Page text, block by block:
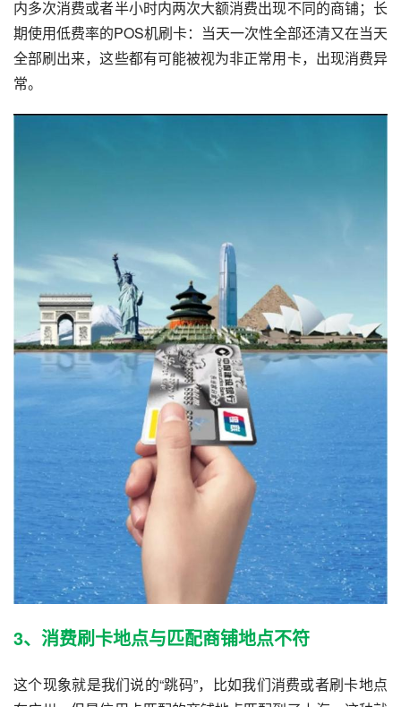
内多次消费或者半小时内两次大额消费出现不同的商铺；长
期使用低费率的POS机刷卡：当天一次性全部还清又在当天
全部刷出来，这些都有可能被视为非正常用卡，出现消费异
常。
3、消费刷卡地点与匹配商铺地点不符
这个现象就是我们说的“跳码”，比如我们消费或者刷卡地点